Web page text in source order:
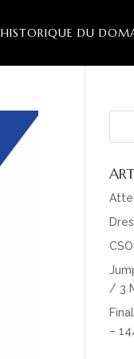
HISTORIQUE DU
/ 3
–